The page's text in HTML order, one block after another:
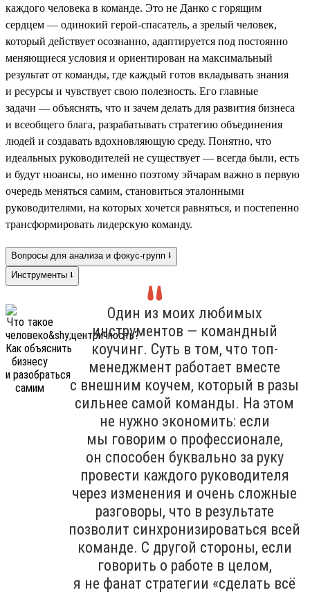
каждого человека в команде. Это не Данко с горящим
сердцем — одинокий герой-спасатель, а зрелый человек,
который действует осознанно, адаптируется под постоянно
меняющиеся условия и ориентирован на максимальный
результат от команды, где каждый готов вкладывать знания
и ресурсы и чувствует свою полезность. Его главные
задачи — объяснять, что и зачем делать для развития бизнеса
и всеобщего блага, разрабатывать стратегию объединения
людей и создавать вдохновляющую среду. Понятно, что
идеальных руководителей не существует — всегда были, есть
и будут нюансы, но именно поэтому эйчарам важно в первую
очередь меняться самим, становиться эталонными
руководителями, на которых хочется равняться, и постепенно
трансформировать лидерскую команду.
Вопросы для анализа и фокус-групп ⭣
Инструменты ⭣
Один из моих любимых
инструментов — командный
коучинг. Суть в том, что топ-
менеджмент работает вместе
с внешним коучем, который в разы
сильнее самой команды. На этом
не нужно экономить: если
мы говорим о профессионале,
он способен буквально за руку
провести каждого руководителя
через изменения и очень сложные
разговоры, что в результате
позволит синхронизироваться всей
команде. С другой стороны, если
говорить о работе в целом,
я не фанат стратегии «сделать всё